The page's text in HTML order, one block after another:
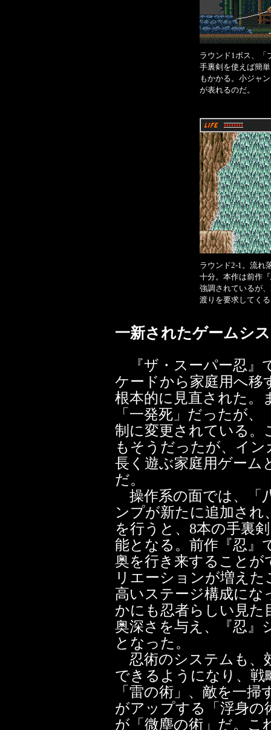
ラウンド1ボス、「
手裏剣を使えば簡
もかかる。小ジャ
が表れるのだ。
ラウンド2-1。流れ
十分。本作は前作
強調されているが
渡りを要求してく
一新されたゲームシ
『ザ・スーパー忍』
ケードから家庭用へ移
根本的に見直された。
「一発死」だったが
制に変更されている。
もそうだったが、イ
長く遊ぶ家庭用ゲーム
だ。
操作系の面では、「
ンプが新たに追加され
を行うと、8本の手裏
能となる。前作『忍』
奥を行き来することが
リエーションが増え
高いステージ構成にな
かにも忍者らしい見
奥深さを与え、『忍』
となった。
忍術のシステムも、
できるようになり、
「雷の術」、敵を一
がアップする「浮身の
が「微塵の術」だ。こ